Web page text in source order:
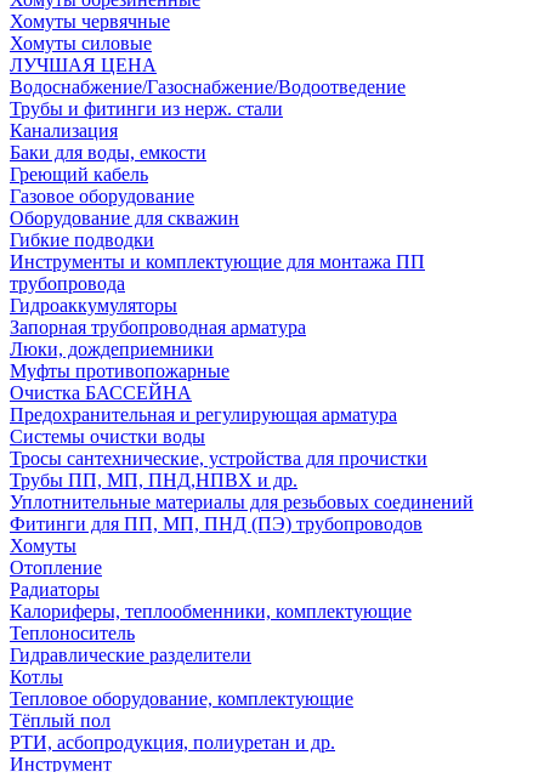
Хомуты червячные
Хомуты силовые
ЛУЧШАЯ ЦЕНА
Водоснабжение/Газоснабжение/Водоотведение
Трубы и фитинги из нерж. стали
Канализация
Баки для воды, емкости
Греющий кабель
Газовое оборудование
Оборудование для скважин
Гибкие подводки
Инструменты и комплектующие для монтажа ПП
трубопровода
Гидроаккумуляторы
Запорная трубопроводная арматура
Люки, дождеприемники
Муфты противопожарные
Очистка БАССЕЙНА
Предохранительная и регулирующая арматура
Системы очистки воды
Тросы сантехнические, устройства для прочистки
Трубы ПП, МП, ПНД,НПВХ и др.
Уплотнительные материалы для резьбовых соединений
Фитинги для ПП, МП, ПНД (ПЭ) трубопроводов
Хомуты
Отопление
Радиаторы
Калориферы, теплообменники, комплектующие
Теплоноситель
Гидравлические разделители
Котлы
Тепловое оборудование, комплектующие
Тёплый пол
РТИ, асбопродукция, полиуретан и др.
Инструмент